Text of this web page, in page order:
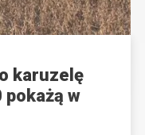
karuzelę
w